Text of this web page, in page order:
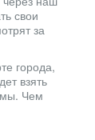
свои
за
города,
взять
Чем